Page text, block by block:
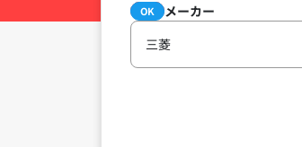
必須 メーカー
OK
三菱